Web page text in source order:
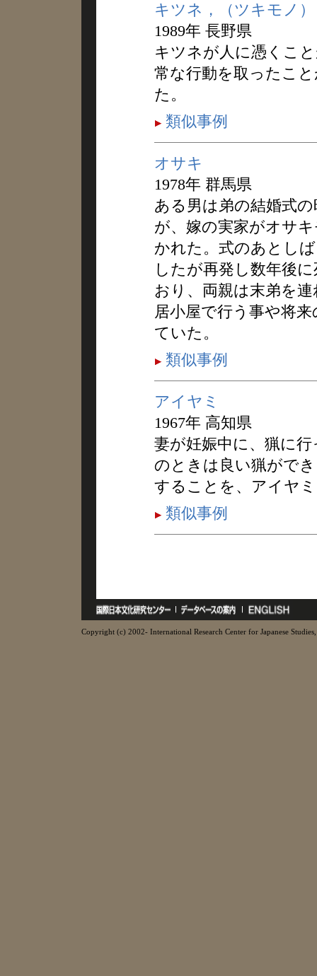
キツネ，（ツキモノ）
1989年 長野県
キツネが人に憑くこ
常な行動を取ったこ
た。
類似事例
オサキ
1978年 群馬県
ある男は弟の結婚式
が、嫁の実家がオサ
かれた。式のあとし
したが再発し数年後
おり、両親は末弟を
居小屋で行う事や将
ていた。
類似事例
アイヤミ
1967年 高知県
妻が妊娠中に、猟に
のときは良い猟がで
することを、アイヤ
類似事例
Copyright (c) 2002- International Research Center for Japanese